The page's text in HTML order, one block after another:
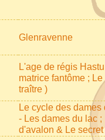
Glenravenne
L'age de régis
matrice fantôme ;
traître )
Le cycle des dames
- Les dames du lac ;
d'avalon & Le